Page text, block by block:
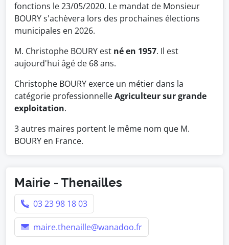
fonctions le 23/05/2020. Le mandat de Monsieur
BOURY s'achèvera lors des prochaines élections
municipales en 2026.
M. Christophe BOURY est né en 1957. Il est
aujourd'hui âgé de 68 ans.
Christophe BOURY exerce un métier dans la
catégorie professionnelleAgriculteur sur grande
exploitation.
3 autres maires portent le même nom que M.
BOURY en France.
Mairie - Thenailles
03 23 98 18 03
maire.thenaille@wanadoo.fr